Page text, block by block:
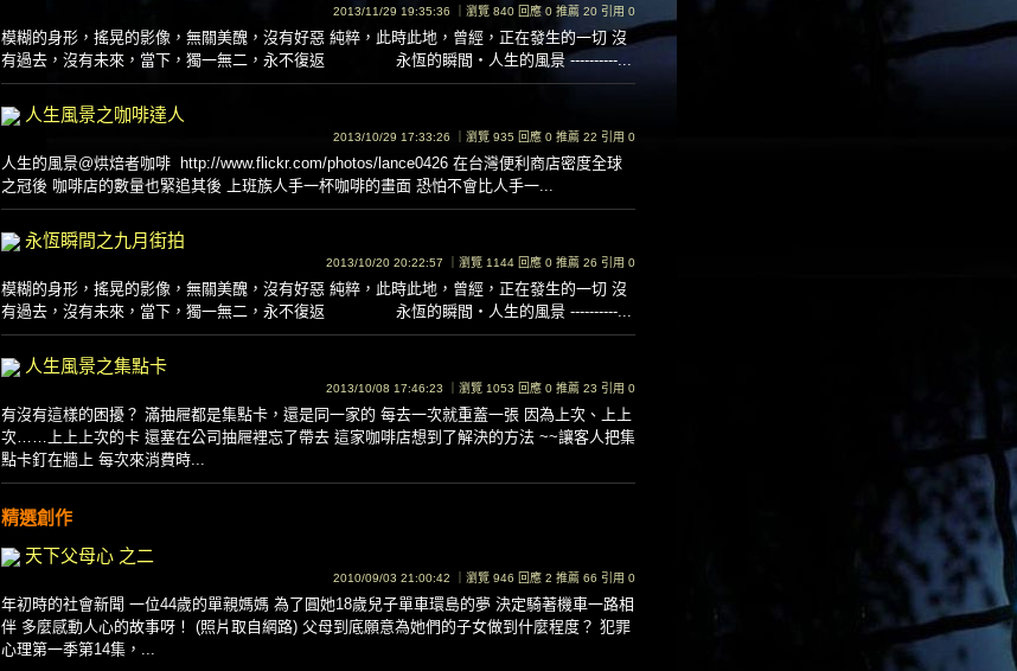
2013/11/29 19:35:36 ｜瀏覽 840 回應 0 推薦 20 引用 0
模糊的身形，搖晃的影像，無關美醜，沒有好惡 純粹，此時此地，曾經，正在發生的一切 沒
有過去，沒有未來，當下，獨一無二，永不復返 永恆的瞬間‧人生的風景 ----------...
人生風景之咖啡達人
2013/10/29 17:33:26 ｜瀏覽 935 回應 0 推薦 22 引用 0
人生的風景@烘焙者咖啡 http://www.flickr.com/photos/lance0426 在台灣便利商店密度全球
之冠後 咖啡店的數量也緊追其後 上班族人手一杯咖啡的畫面 恐怕不會比人手一...
永恆瞬間之九月街拍
2013/10/20 20:22:57 ｜瀏覽 1144 回應 0 推薦 26 引用 0
模糊的身形，搖晃的影像，無關美醜，沒有好惡 純粹，此時此地，曾經，正在發生的一切 沒
有過去，沒有未來，當下，獨一無二，永不復返 永恆的瞬間‧人生的風景 ----------...
人生風景之集點卡
2013/10/08 17:46:23 ｜瀏覽 1053 回應 0 推薦 23 引用 0
有沒有這樣的困擾？ 滿抽屜都是集點卡，還是同一家的 每去一次就重蓋一張 因為上次、上上
次……上上上次的卡 還塞在公司抽屜裡忘了帶去 這家咖啡店想到了解決的方法 ~~讓客人把集
點卡釘在牆上 每次來消費時...
精選創作
天下父母心 之二
2010/09/03 21:00:42 ｜瀏覽 946 回應 2 推薦 66 引用 0
年初時的社會新聞 一位44歲的單親媽媽 為了圓她18歲兒子單車環島的夢 決定騎著機車一路相
伴 多麼感動人心的故事呀！ (照片取自網路) 父母到底願意為她們的子女做到什麼程度？ 犯罪
心理第一季第14集，...